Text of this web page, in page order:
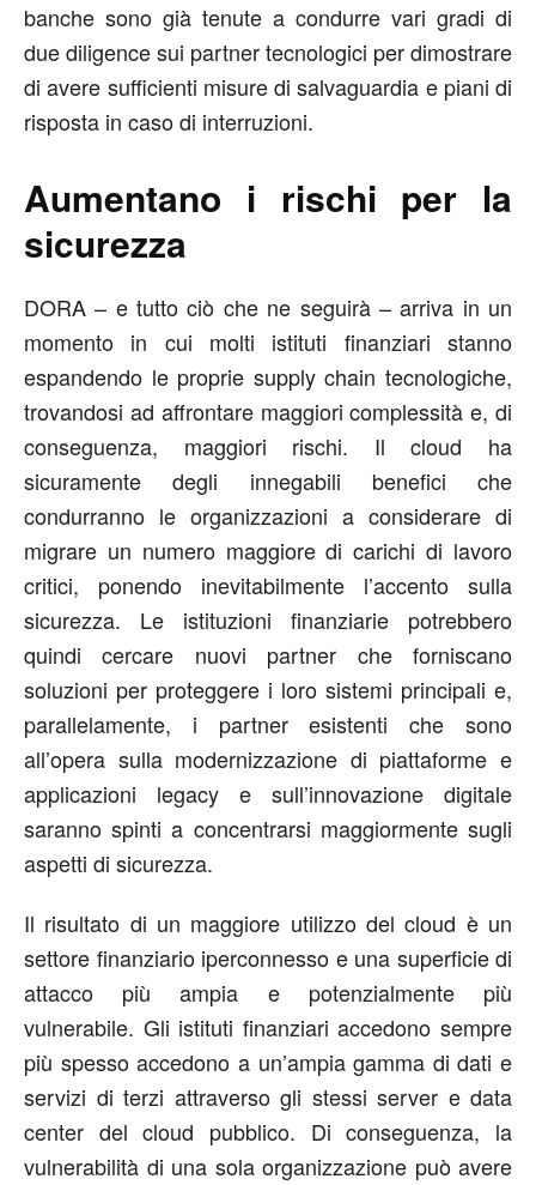
banche sono già tenute a condurre vari gradi di
due diligence sui partner tecnologici per dimostrare
di avere sufficienti misure di salvaguardia e piani di
risposta in caso di interruzioni.
Aumentano i rischi per la
sicurezza
DORA – e tutto ciò che ne seguirà – arriva in un
momento in cui molti istituti finanziari stanno
espandendo le proprie supply chain tecnologiche,
trovandosi ad affrontare maggiori complessità e, di
conseguenza, maggiori rischi. Il cloud ha
sicuramente degli innegabili benefici che
condurranno le organizzazioni a considerare di
migrare un numero maggiore di carichi di lavoro
critici, ponendo inevitabilmente l’accento sulla
sicurezza. Le istituzioni finanziarie potrebbero
quindi cercare nuovi partner che forniscano
soluzioni per proteggere i loro sistemi principali e,
parallelamente, i partner esistenti che sono
all’opera sulla modernizzazione di piattaforme e
applicazioni legacy e sull’innovazione digitale
saranno spinti a concentrarsi maggiormente sugli
aspetti di sicurezza.
Il risultato di un maggiore utilizzo del cloud è un
settore finanziario iperconnesso e una superficie di
attacco più ampia e potenzialmente più
vulnerabile. Gli istituti finanziari accedono sempre
più spesso accedono a un’ampia gamma di dati e
servizi di terzi attraverso gli stessi server e data
center del cloud pubblico. Di conseguenza, la
vulnerabilità di una sola organizzazione può avere